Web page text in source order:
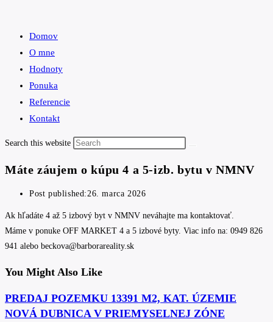
Domov
O mne
Hodnoty
Ponuka
Referencie
Kontakt
Search this website
Máte záujem o kúpu 4 a 5-izb. bytu v NMNV
Post published:26. marca 2026
Ak hľadáte 4 až 5 izbový byt v NMNV neváhajte ma kontaktovať.
Máme v ponuke OFF MARKET 4 a 5 izbové byty. Viac info na: 0949 826
941 alebo beckova@barborareality.sk
You Might Also Like
PREDAJ POZEMKU 13391 M2, KAT. ÚZEMIE
NOVÁ DUBNICA V PRIEMYSELNEJ ZÓNE